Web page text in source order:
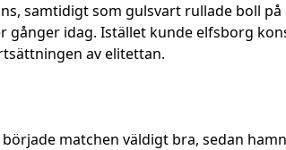
samtidigt som gulsvart rullade boll
gånger idag. Istället kunde elfsborg
av elitettan.
matchen väldigt bra, sedan